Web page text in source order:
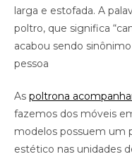
larga e estofada. A
poltro, que significa
acabou sendo
pessoa
As poltrona
fazemos dos móveis
modelos possuem um
estético nas unidades